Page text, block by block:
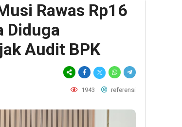
Rawas Rp16
Diduga
Audit BPK
1943 referensi